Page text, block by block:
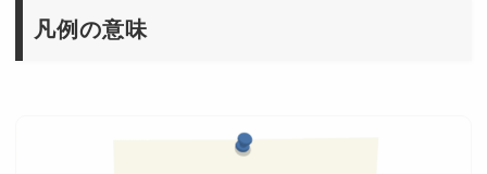
凡例の意味